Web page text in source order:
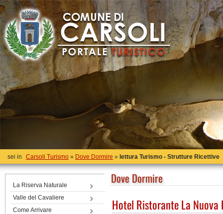
sei in Carsoli Turismo » Dove Dormire » lettura Turismo - Strutture Ricettive
La Riserva Naturale
Valle del Cavaliere
Come Arrivare
Dove Dormire
Hotel Ristorante La